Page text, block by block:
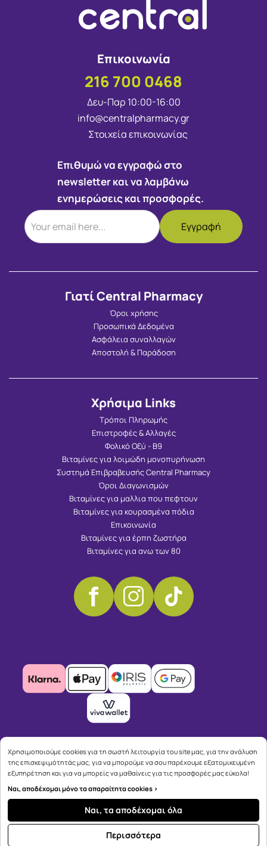
Επικοινωνία
216 700 0468
Δευ-Παρ 10:00-16:00
info@centralpharmacy.gr
Στοιχεία επικοινωνίας
Επιθυμώ να εγγραφώ στο
newsletter και να λαμβάνω
ενημερώσεις και προσφορές.
Γιατί Central Pharmacy
Όροι χρήσης
Προσωπικά Δεδομένα
Ασφάλεια συναλλαγών
Αποστολή & Παράδοση
Χρήσιμα Links
Τρόποι Πληρωμής
Επιστροφές & Αλλαγές
Φολικό Οξύ - Β9
Βιταμίνες για λοιμώδη μονοπυρήνωση
Συστημά Επιβραβευσής Central Pharmacy
Όροι Διαγωνισμών
Βιταμίνες για μαλλια που πεφτουν
Βιταμίνες για κουρασμένα πόδια
Επικοινωνία
Βιταμίνες για έρπη ζωστήρα
Βιταμίνες για ανω των 80
Copyright © 2026advisable.com
Χρησιμοποιούμε cookies για τη σωστή λειτουργία του site μας, για την ανάλυση
της επισκεψιμότητάς μας, για να μπορούμε να σου παρέχουμε εξατομικευμένη
εξυπηρέτηση και για να μπορείς να μαθαίνεις για τις προσφορές μας εύκολα!
Ναι, αποδέχομαι μόνο τα απαραίτητα cookies >
Ναι, τα αποδέχομαι όλα
Περισσότερα